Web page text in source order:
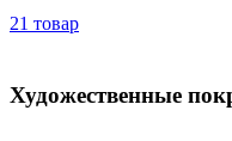
21 товар
Художественные